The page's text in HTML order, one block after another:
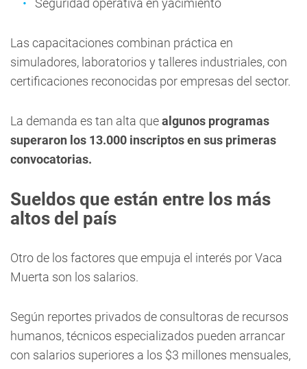
Las capacitaciones combinan práctica en
simuladores, laboratorios y talleres industriales, con
certificaciones reconocidas por empresas del sector.
La demanda es tan alta quealgunos programas
superaron los 13.000 inscriptos en sus primeras
convocatorias.
Sueldos que están entre los más
altos del país
Otro de los factores que empuja el interés por Vaca
Muerta son los salarios.
Según reportes privados de consultoras de recursos
humanos, técnicos especializados pueden arrancar
con salarios superiores a los $3 millones mensuales,